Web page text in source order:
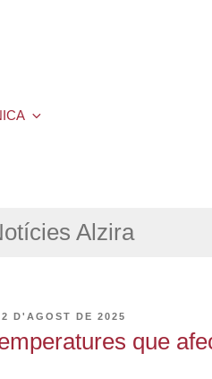
Alzira
D'AGOST DE 2025
que